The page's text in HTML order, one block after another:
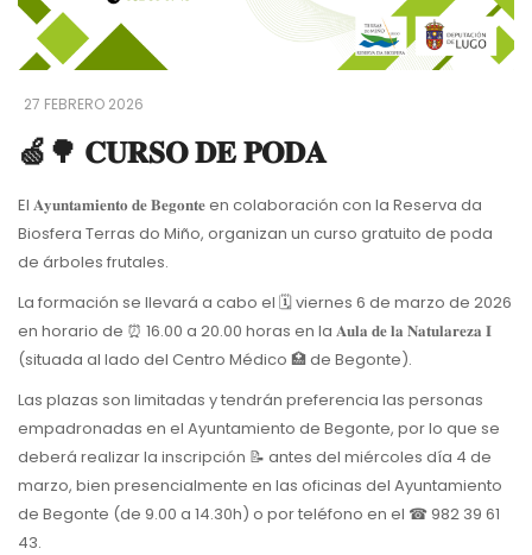
27 FEBRERO 2026
🍏🌳 𝐂𝐔𝐑𝐒𝐎 𝐃𝐄 𝐏𝐎𝐃𝐀
El 𝐀𝐲𝐮𝐧𝐭𝐚𝐦𝐢𝐞𝐧𝐭𝐨 𝐝𝐞 𝐁𝐞𝐠𝐨𝐧𝐭𝐞 en colaboración con la Reserva da
Biosfera Terras do Miño, organizan un curso gratuito de poda
de árboles frutales.
La formación se llevará a cabo el 🗓 viernes 6 de marzo de 2026
en horario de ⏰ 16.00 a 20.00 horas en la 𝐀𝐮𝐥𝐚 𝐝𝐞 𝐥𝐚 𝐍𝐚𝐭𝐮𝐥𝐚𝐫𝐞𝐳𝐚 𝐈
(situada al lado del Centro Médico 🏥 de Begonte).
Las plazas son limitadas y tendrán preferencia las personas
empadronadas en el Ayuntamiento de Begonte, por lo que se
deberá realizar la inscripción 📝 antes del miércoles día 4 de
marzo, bien presencialmente en las oficinas del Ayuntamiento
de Begonte (de 9.00 a 14.30h) o por teléfono en el ☎ 982 39 61
43.